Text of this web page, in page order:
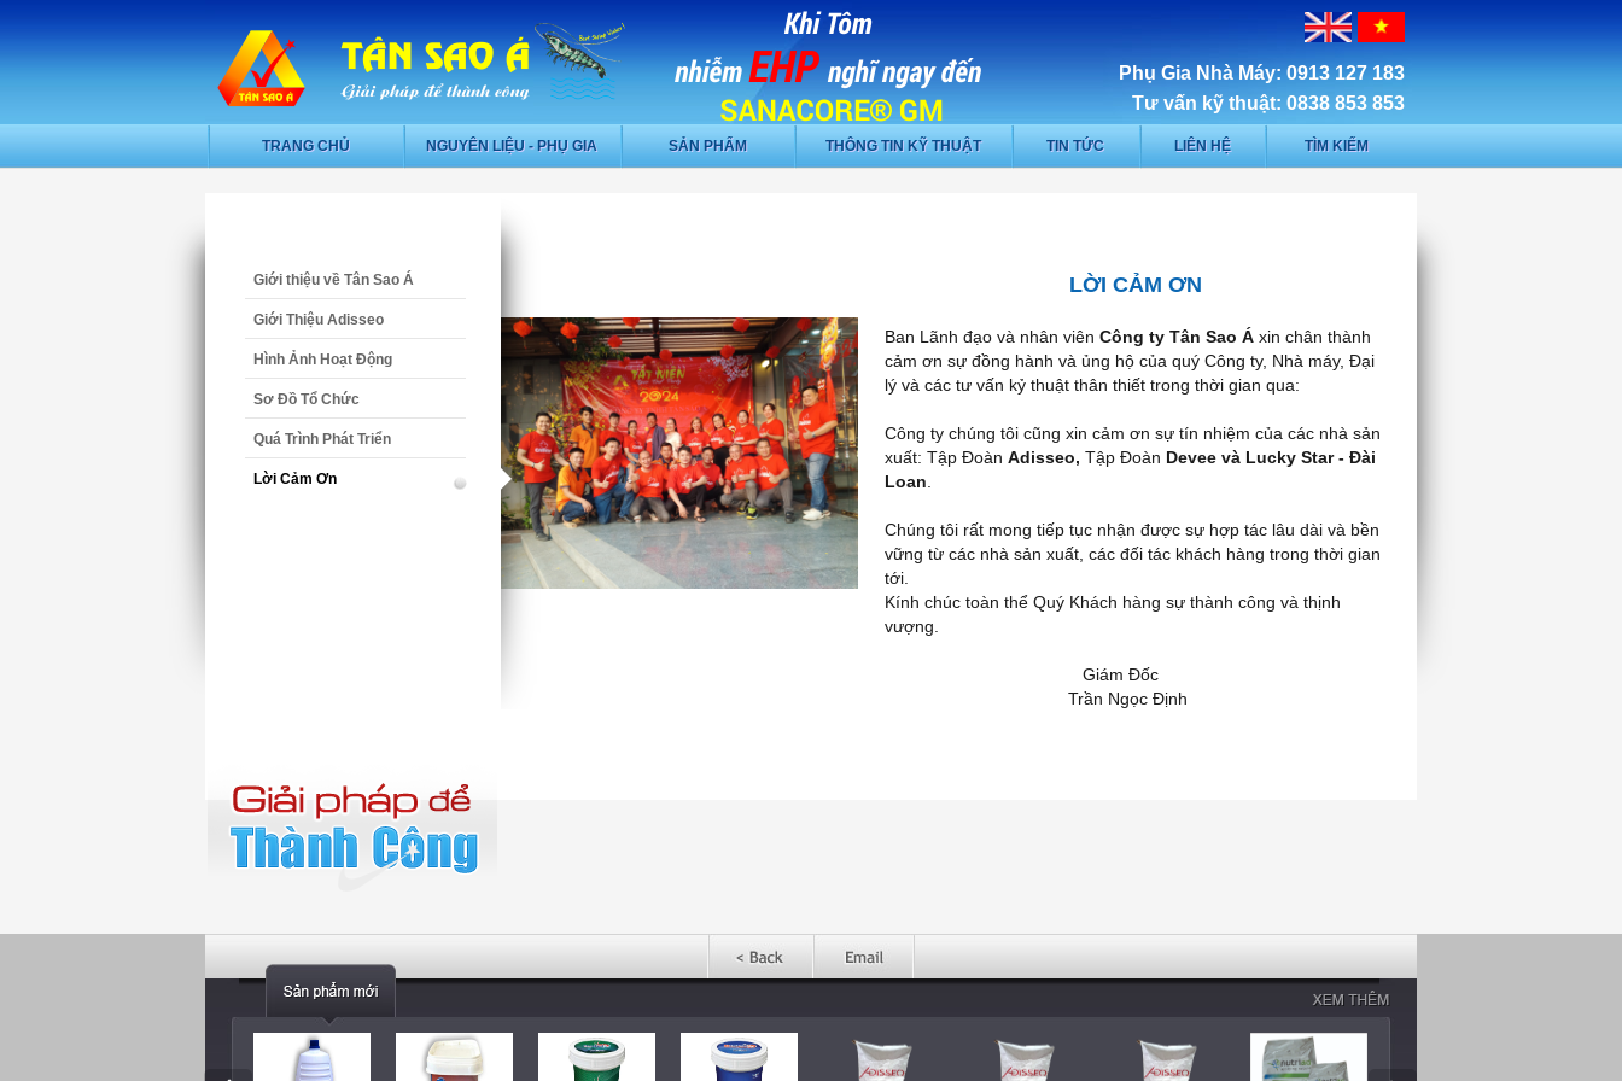
Phụ Gia Nhà Máy: 0913 127 183
Tư vấn kỹ thuật: 0838 853 853
TRANG CHỦ NGUYÊN LIỆU - PHỤ GIA SẢN PHẨM THÔNG TIN KỸ THUẬT TIN TỨC LIÊN HỆ TÌM KIẾM
Giới thiệu về Tân Sao Á
Giới Thiệu Adisseo
Hình Ảnh Hoạt Động
Sơ Đồ Tổ Chức
Quá Trình Phát Triển
Lời Cảm Ơn
LỜI CẢM ƠN
Ban Lãnh đạo và nhân viên Công ty Tân Sao Á xin chân thành
cảm ơn sự đồng hành và ủng hộ của quý Công ty, Nhà máy, Đại
lý và các tư vấn kỷ thuật thân thiết trong thời gian qua:
Công ty chúng tôi cũng xin cảm ơn sự tín nhiệm của các nhà sản
xuất: Tập Đoàn Adisseo, Tập Đoàn Devee và Lucky Star - Đài
Loan
Chúng tôi rất mong tiếp tục nhận được sự hợp tác lâu dài và bền
vững từ các nhà sản xuất, các đối tác khách hàng trong thời gian
tới.
Kính chúc toàn thể Quý Khách hàng sự thành công và thịnh
vượng.
Giám Đốc
Trần Ngọc Định